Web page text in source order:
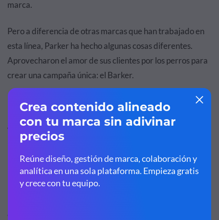
marca.
Pero a diferencia de otras marcas que han trabajado en
esta línea, Parker ha hecho algunas cosas diferentes.
Aprovecharon el amor de sus clientes por los perros para
crear una campaña única: el Barker.
¿Qué podemos decir sobre esta campaña?
Esta historia es increíble y puede enseñar mucho. Sigue el
hilo…
Durante un análisis rutinario de rendimiento del sitio de